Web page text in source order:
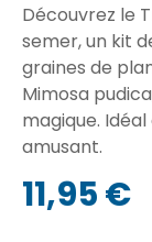
Découvrez le
semer, un kit
graines de
Mimosa
magique.
amusant.
11,95 €